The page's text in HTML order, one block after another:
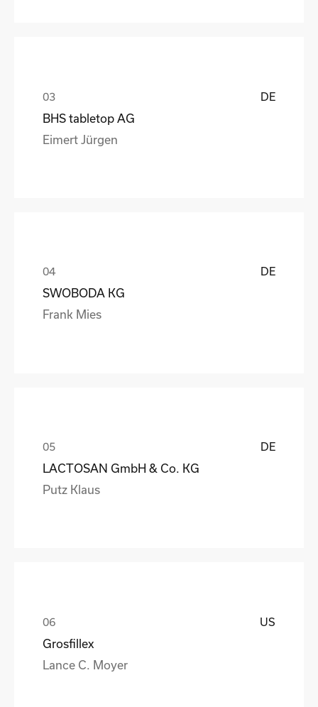
DE
BHS tabletop AG
Eimert Jürgen
DE
SWOBODA KG
Frank Mies
DE
LACTOSAN GmbH & Co. KG
Putz Klaus
US
Grosfillex
Lance C. Moyer